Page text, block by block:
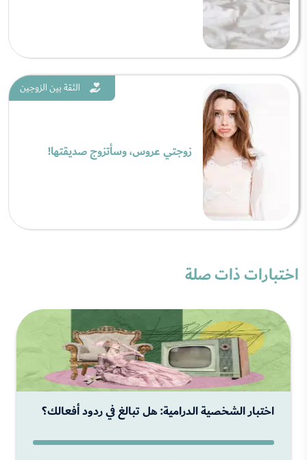
الثقة بين الزوجين
زوجتي عروس، وسأتزوج صديقتها!
اختبارات ذات صلة
اختبار الشخصية الدرامية: هل تبالغ في ردود أفعالك؟